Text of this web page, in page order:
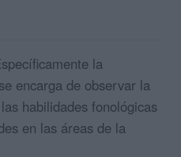
la
encarga de observar la
habilidades fonológicas
en las áreas de la